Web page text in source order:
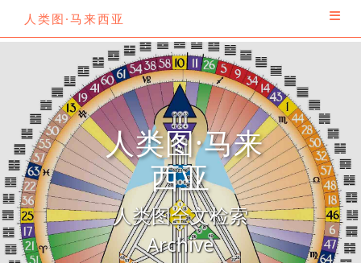
人类图·马来西亚
人类图·马来
西亚
人类图全文检索
Archive